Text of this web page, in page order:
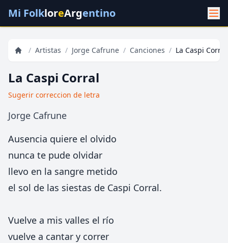
Mi FolkloreArgentino
/ Artistas / Jorge Cafrune / Canciones / La Caspi Corral
La Caspi Corral
Sugerir correccion de letra
Jorge Cafrune
Ausencia quiere el olvido
nunca te pude olvidar
llevo en la sangre metido
el sol de las siestas de Caspi Corral.
Vuelve a mis valles el río
vuelve a cantar y correr